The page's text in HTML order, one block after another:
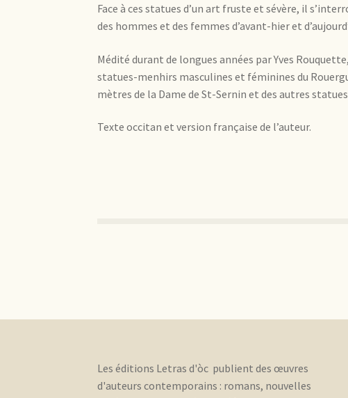
Face à ces statues d’un art fruste et sévère, il
des hommes et des femmes d’avant-hier et
Médité durant de longues années par Yves
statues-menhirs masculines et féminines du
mètres de la Dame de St-Sernin et des autres
Texte occitan et version française de l’auteur.
Les éditions Letras d'òc publient des œuvres
d'auteurs contemporains : romans, nouvelles